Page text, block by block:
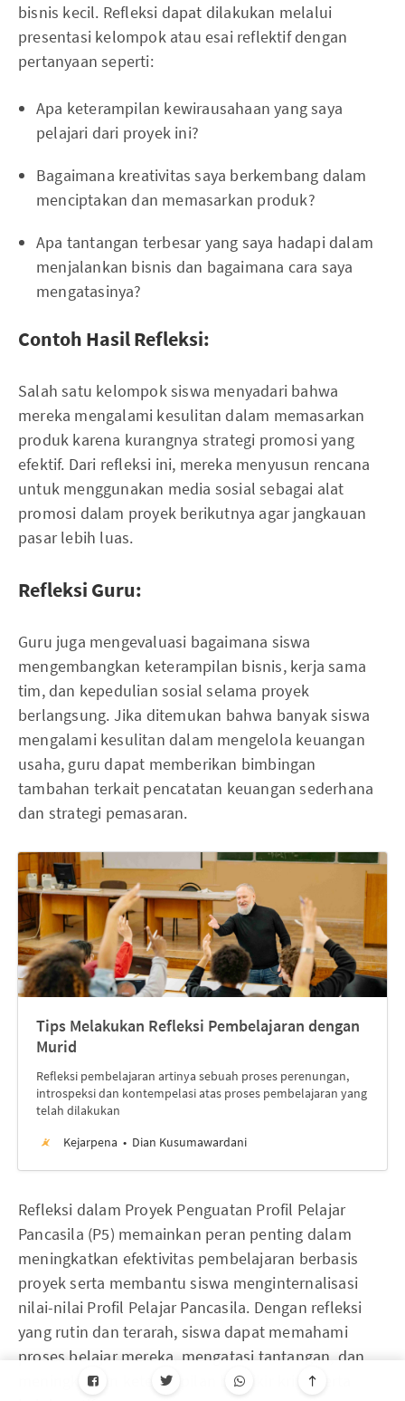
bisnis kecil. Refleksi dapat dilakukan melalui
presentasi kelompok atau esai reflektif dengan
pertanyaan seperti:
Apa keterampilan kewirausahaan yang saya
pelajari dari proyek ini?
Bagaimana kreativitas saya berkembang dalam
menciptakan dan memasarkan produk?
Apa tantangan terbesar yang saya hadapi dalam
menjalankan bisnis dan bagaimana cara saya
mengatasinya?
Contoh Hasil Refleksi:
Salah satu kelompok siswa menyadari bahwa
mereka mengalami kesulitan dalam memasarkan
produk karena kurangnya strategi promosi yang
efektif. Dari refleksi ini, mereka menyusun rencana
untuk menggunakan media sosial sebagai alat
promosi dalam proyek berikutnya agar jangkauan
pasar lebih luas.
Refleksi Guru:
Guru juga mengevaluasi bagaimana siswa
mengembangkan keterampilan bisnis, kerja sama
tim, dan kepedulian sosial selama proyek
berlangsung. Jika ditemukan bahwa banyak siswa
mengalami kesulitan dalam mengelola keuangan
usaha, guru dapat memberikan bimbingan
tambahan terkait pencatatan keuangan sederhana
dan strategi pemasaran.
Tips Melakukan Refleksi Pembelajaran dengan
Murid
Refleksi pembelajaran artinya sebuah proses perenungan,
introspeksi dan kontempelasi atas proses pembelajaran yang
telah dilakukan
Kejarpena
Dian Kusumawardani
Refleksi dalam Proyek Penguatan Profil Pelajar
Pancasila (P5) memainkan peran penting dalam
meningkatkan efektivitas pembelajaran berbasis
proyek serta membantu siswa menginternalisasi
nilai-nilai Profil Pelajar Pancasila. Dengan refleksi
yang rutin dan terarah, siswa dapat memahami
proses belajar mereka, mengatasi tantangan, dan
meningkatkan keterampilan berpikir kritis serta